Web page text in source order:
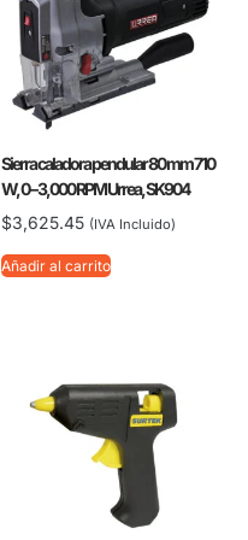
Sierra caladora pendular 80 mm 710
W, 0 – 3,000 RPM Urrea, SK904
$3,625.45 (IVA Incluido)
Añadir al carrito